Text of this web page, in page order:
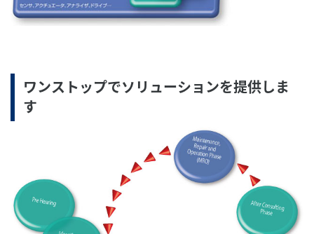
ワンストップでソリューションを提供しま
す